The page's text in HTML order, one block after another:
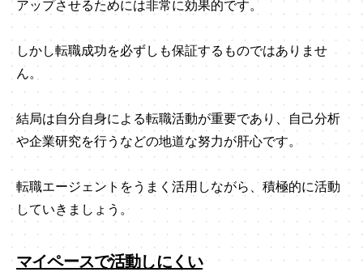
アップさせるためには非常に効果的です。
しかし転職成功を必ずしも保証するものではありませ
ん。
結局は自分自身による転職活動が重要であり、自己分析
や企業研究を行うなどの地道な努力が肝心です。
転職エージェントをうまく活用しながら、積極的に活動
していきましょう。
マイペースで活動しにくい